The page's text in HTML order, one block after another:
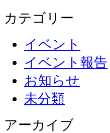
カテゴリー
イベント
イベント報告
お知らせ
未分類
アーカイブ